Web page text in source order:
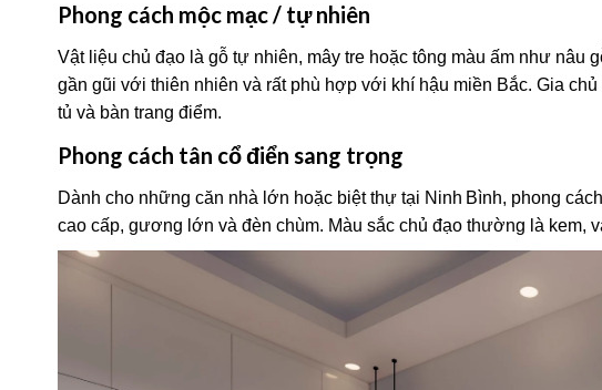
Phong cách mộc mạc / tự nhiên
Vật liệu chủ đạo là gỗ tự nhiên, mây tre hoặc tông màu ấm như nâu
gần gũi với thiên nhiên và rất phù hợp với khí hậu miền Bắc. Gia
tủ và bàn trang điểm.
Phong cách tân cổ điển sang trọng
Dành cho những căn nhà lớn hoặc biệt thự tại Ninh Bình, phong
cao cấp, gương lớn và đèn chùm. Màu sắc chủ đạo thường là kem,